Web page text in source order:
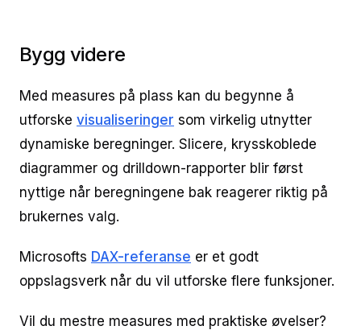
Bygg videre
Med measures på plass kan du begynne å
utforske visualiseringer som virkelig utnytter
dynamiske beregninger. Slicere, krysskoblede
diagrammer og drilldown-rapporter blir først
nyttige når beregningene bak reagerer riktig på
brukernes valg.
Microsofts DAX-referanse er et godt
oppslagsverk når du vil utforske flere funksjoner.
Vil du mestre measures med praktiske øvelser?